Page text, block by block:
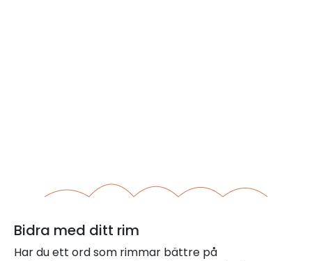
Bidra med ditt rim
Har du ett ord som rimmar bättre på